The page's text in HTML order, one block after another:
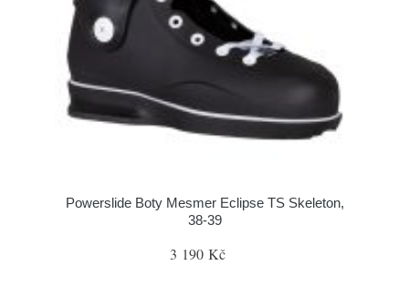
Powerslide Boty Mesmer Eclipse TS Skeleton,
38-39
3 190 Kč